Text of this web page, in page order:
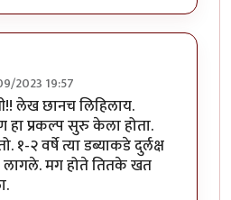
2023 19:57
लेख छानच लिहिलाय.
हा प्रकल्प सुरु केला होता.
२ वर्षे त्या डब्याकडे दुर्लक्ष
मग होते तितके खत